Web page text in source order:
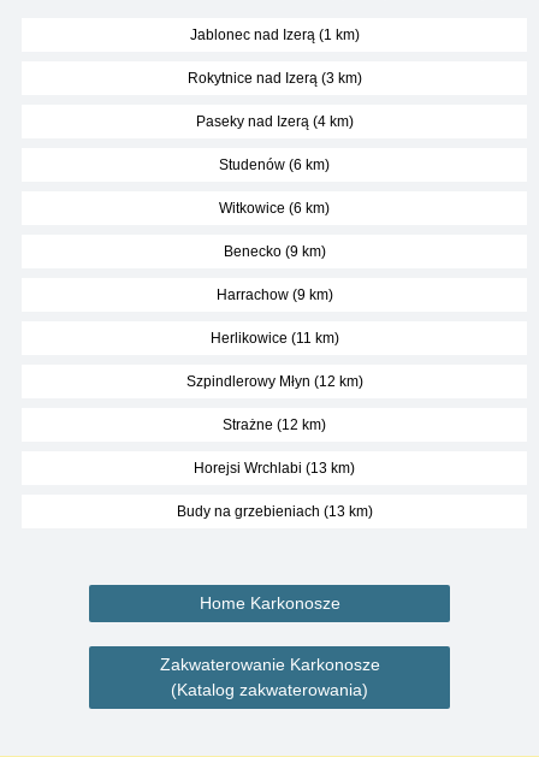
Jablonec nad Izerą (1 km)
Rokytnice nad Izerą (3 km)
Paseky nad Izerą (4 km)
Studenów (6 km)
Witkowice (6 km)
Benecko (9 km)
Harrachow (9 km)
Herlikowice (11 km)
Szpindlerowy Młyn (12 km)
Strażne (12 km)
Horejsi Wrchlabi (13 km)
Budy na grzebieniach (13 km)
Home Karkonosze
Zakwaterowanie Karkonosze
(Katalog zakwaterowania)